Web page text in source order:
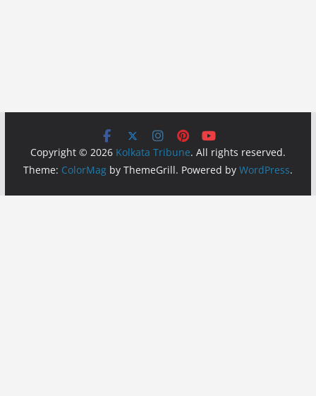
Copyright © 2026 Kolkata Tribune. All rights reserved.
Theme: ColorMagby ThemeGrill. Powered by WordPress.